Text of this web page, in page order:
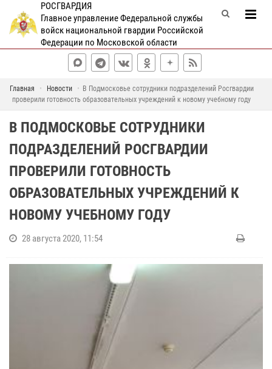
РОСГВАРДИЯ
Главное управление Федеральной службы
войск национальной гвардии Российской
Федерации по Московской области
Главная Новости
В Подмосковье сотрудники подразделений Росгвардии
проверили готовность образовательных учреждений к новому учебному году
В ПОДМОСКОВЬЕ СОТРУДНИКИ
ПОДРАЗДЕЛЕНИЙ РОСГВАРДИИ
ПРОВЕРИЛИ ГОТОВНОСТЬ
ОБРАЗОВАТЕЛЬНЫХ УЧРЕЖДЕНИЙ К
НОВОМУ УЧЕБНОМУ ГОДУ
28 августа 2020, 11:54